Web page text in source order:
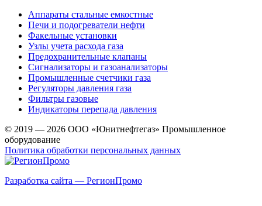
Аппараты стальные емкостные
Печи и подогреватели нефти
Факельные установки
Узлы учета расхода газа
Предохранительные клапаны
Сигнализаторы и газоанализаторы
Промышленные счетчики газа
Регуляторы давления газа
Фильтры газовые
Индикаторы перепада давления
© 2019 — 2026 ООО «Юнитнефтегаз» Промышленное
оборудование
Политика обработки персональных данных
Разработка сайта — РегионПромо